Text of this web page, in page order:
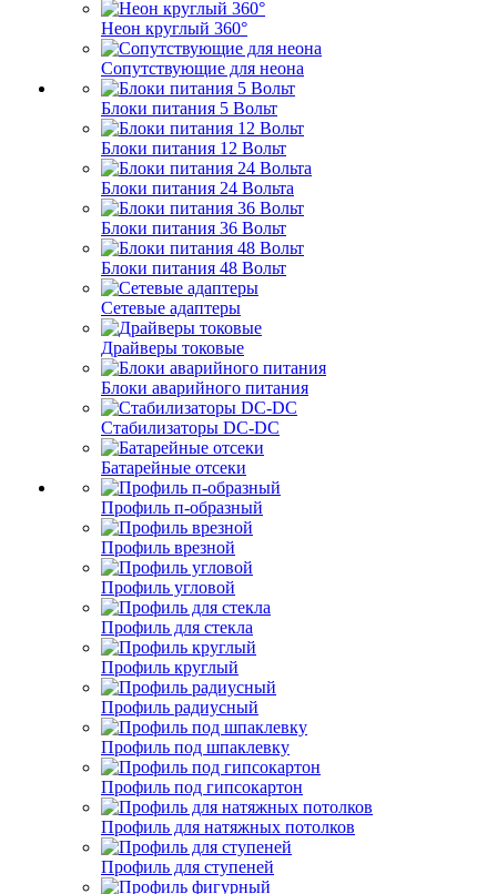
Неон круглый 360°
Сопутствующие для неона
Блоки питания 5 Вольт
Блоки питания 12 Вольт
Блоки питания 24 Вольта
Блоки питания 36 Вольт
Блоки питания 48 Вольт
Сетевые адаптеры
Драйверы токовые
Блоки аварийного питания
Стабилизаторы DC-DC
Батарейные отсеки
Профиль п-образный
Профиль врезной
Профиль угловой
Профиль для стекла
Профиль круглый
Профиль радиусный
Профиль под шпаклевку
Профиль под гипсокартон
Профиль для натяжных потолков
Профиль для ступеней